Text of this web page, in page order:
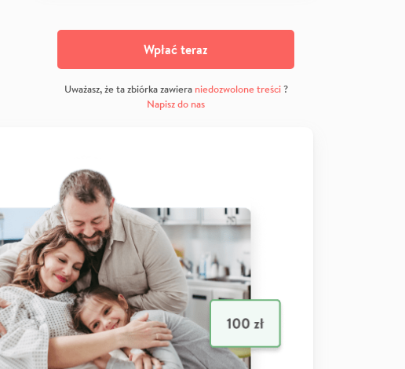
Wpłać teraz
Uważasz, że ta zbiórka zawiera niedozwolone treści?
Napisz do nas